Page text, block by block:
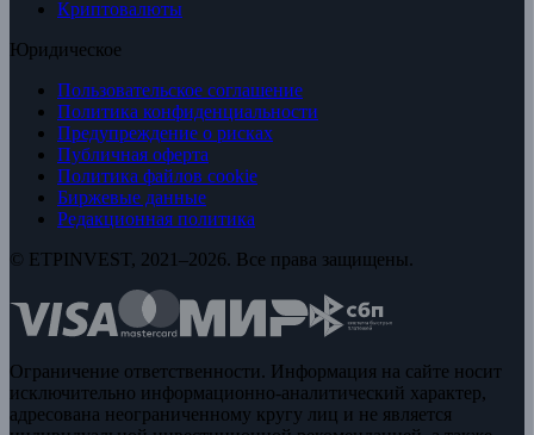
Криптовалюты
Юридическое
Пользовательское соглашение
Политика конфиденциальности
Предупреждение о рисках
Публичная оферта
Политика файлов cookie
Биржевые данные
Редакционная политика
© ETPINVEST, 2021–2026. Все права защищены.
Ограничение ответственности. Информация на сайте носит
исключительно информационно-аналитический характер,
адресована неограниченному кругу лиц и не является